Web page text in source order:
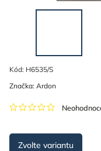
Kód: H6535/S
Značka: Ardon
Zvolte variantu